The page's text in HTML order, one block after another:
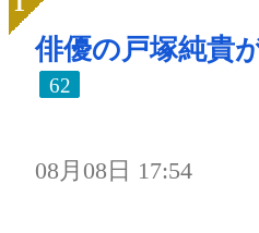
俳優の戸塚純貴
62
08月08日 17:54